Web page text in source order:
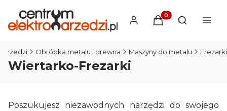
Produkty w
Otwórz
Obróbka metalu i drewna Maszyny do metalu Frezarki
Wiertarko-Frezarki
Poszukujesz niezawodnych narzędzi do swojego